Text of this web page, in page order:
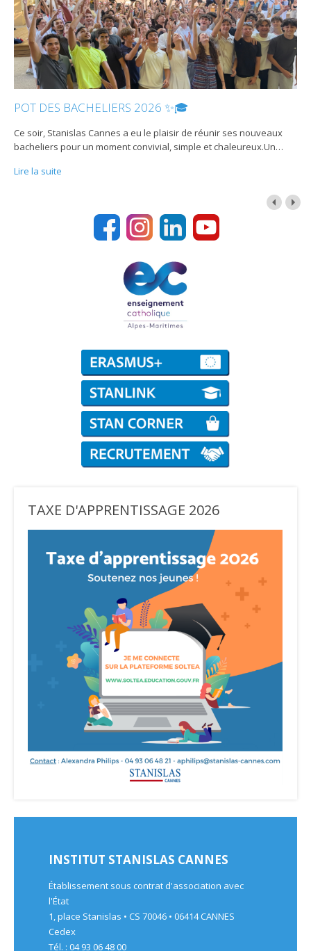
POT DES BACHELIERS 2026 ✨🎓
Ce soir, Stanislas Cannes a eu le plaisir de réunir ses nouveaux
bacheliers pour un moment convivial, simple et chaleureux.Un…
Lire la suite
TAXE D'APPRENTISSAGE 2026
INSTITUT STANISLAS CANNES
Établissement sous contrat d'association avec
l'État
1, place Stanislas • CS 70046 • 06414 CANNES
Cedex
Tél. : 04 93 06 48 00